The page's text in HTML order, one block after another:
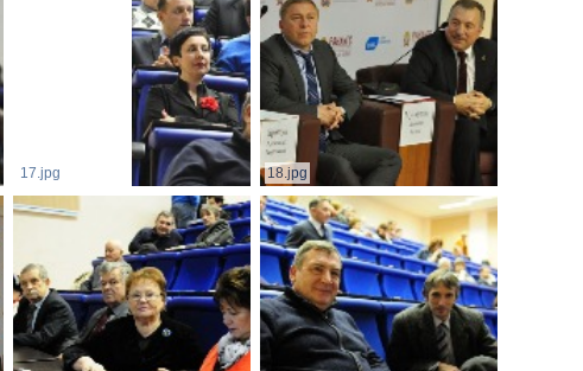
17.jpg 18.jpg